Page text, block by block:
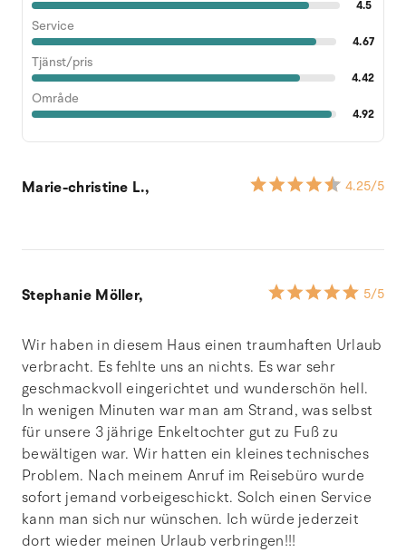
4.5
Service
4.67
Tjänst/pris
4.42
Område
4.92
Marie-christine L., 4.25/5
Stephanie Möller, 5/5
Wir haben in diesem Haus einen traumhaften Urlaub
verbracht. Es fehlte uns an nichts. Es war sehr
geschmackvoll eingerichtet und wunderschön hell.
In wenigen Minuten war man am Strand, was selbst
für unsere 3 jährige Enkeltochter gut zu Fuß zu
bewältigen war. Wir hatten ein kleines technisches
Problem. Nach meinem Anruf im Reisebüro wurde
sofort jemand vorbeigeschickt. Solch einen Service
kann man sich nur wünschen. Ich würde jederzeit
dort wieder meinen Urlaub verbringen!!!